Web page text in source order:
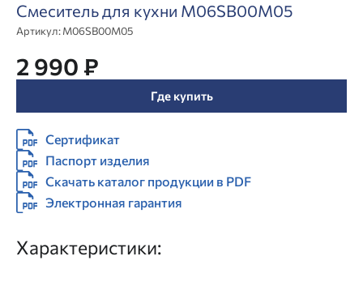
Смеситель для кухни M06SB00M05
Артикул:M06SB00M05
2 990 ₽
Где купить
Сертификат
Паспорт изделия
Скачать каталог продукции в PDF
Электронная гарантия
Характеристики: